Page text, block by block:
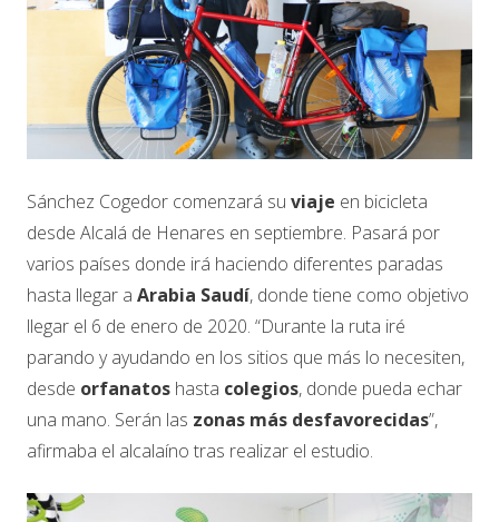
Sánchez Cogedor comenzará su viaje en bicicleta
desde Alcalá de Henares en septiembre. Pasará por
varios países donde irá haciendo diferentes paradas
hasta llegar a Arabia Saudí, donde tiene como objetivo
llegar el 6 de enero de 2020. “Durante la ruta iré
parando y ayudando en los sitios que más lo necesiten,
desde orfanatos hasta colegios, donde pueda echar
una mano. Serán las zonas más desfavorecidas”,
afirmaba el alcalaíno tras realizar el estudio.